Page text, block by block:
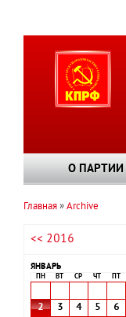
О ПАРТИИ
навигации
Главная Archive
<< 2016
ЯНВАРЬ
ПН ВТ СР ЧТ
2
3 4 5 6